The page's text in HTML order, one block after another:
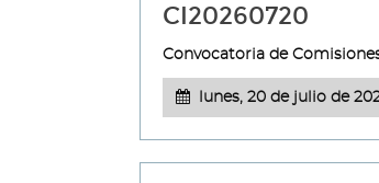
CI20260720
Convocatoria de
lunes, 20 de julio de